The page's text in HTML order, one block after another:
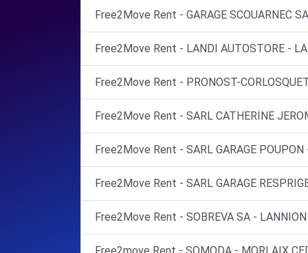
Free2Move Rent - GARAGE SCOUARNEC
Free2Move Rent - LANDI AUTOSTORE -
Free2Move Rent - PRONOST-
Free2Move Rent - SARL CATHERINE
Free2Move Rent - SARL GARAGE POUPON
Free2Move Rent - SARL GARAGE
Free2Move Rent - SOBREVA SA - LANNION